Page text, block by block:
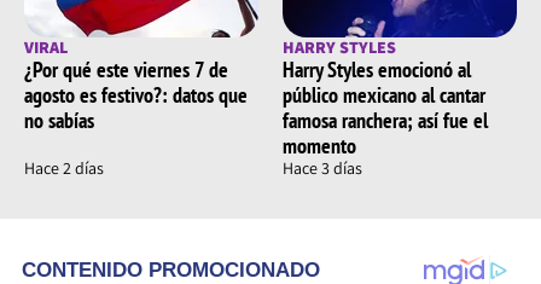
VIRAL
¿Por qué este viernes 7 de
agosto es festivo?: datos que
no sabías
Hace 2 días
HARRY STYLES
Harry Styles emocionó al
público mexicano al cantar
famosa ranchera; así fue el
momento
Hace 3 días